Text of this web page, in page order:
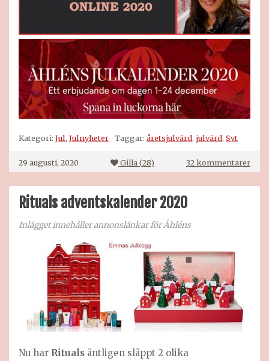
Kategori: Jul, Julnyheter Taggar: åretsjulvärd, julvärd, Svt
29 augusti, 2020 Gilla (28) 32 kommentarertill
Vem
blir
Rituals adventskalender 2020
Inlägget innehåller annonslänkar för Åhléns
Nu har Rituals äntligen släppt 2 olika